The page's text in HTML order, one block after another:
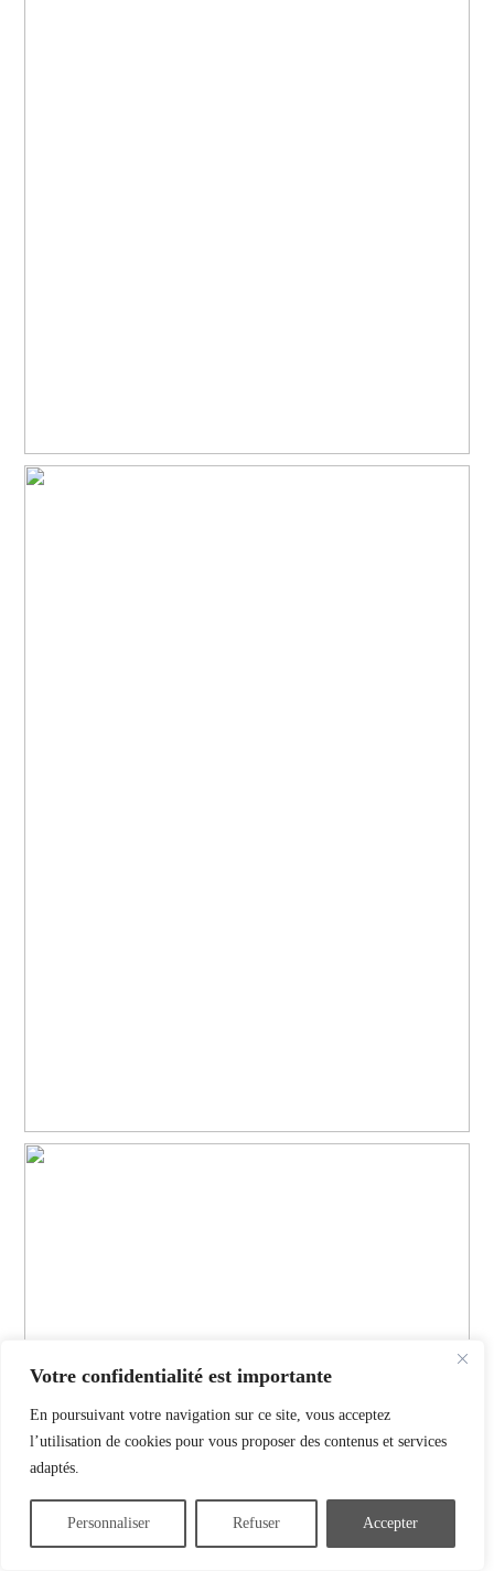
Votre confidentialité est importante
En poursuivant votre navigation sur ce site, vous acceptez
l’utilisation de cookies pour vous proposer des contenus et services
adaptés.
Personnaliser Refuser Accepter